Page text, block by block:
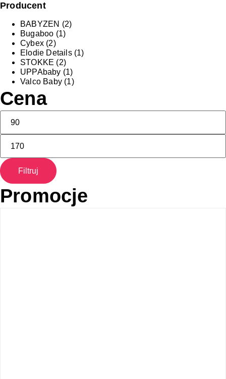
Producent
BABYZEN (2)
Bugaboo (1)
Cybex (2)
Elodie Details (1)
STOKKE (2)
UPPAbaby (1)
Valco Baby (1)
Cena
Filtruj
Promocje